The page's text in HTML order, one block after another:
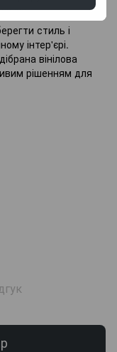
стиль і
інтер'єрі.
вінілова
рішенням для